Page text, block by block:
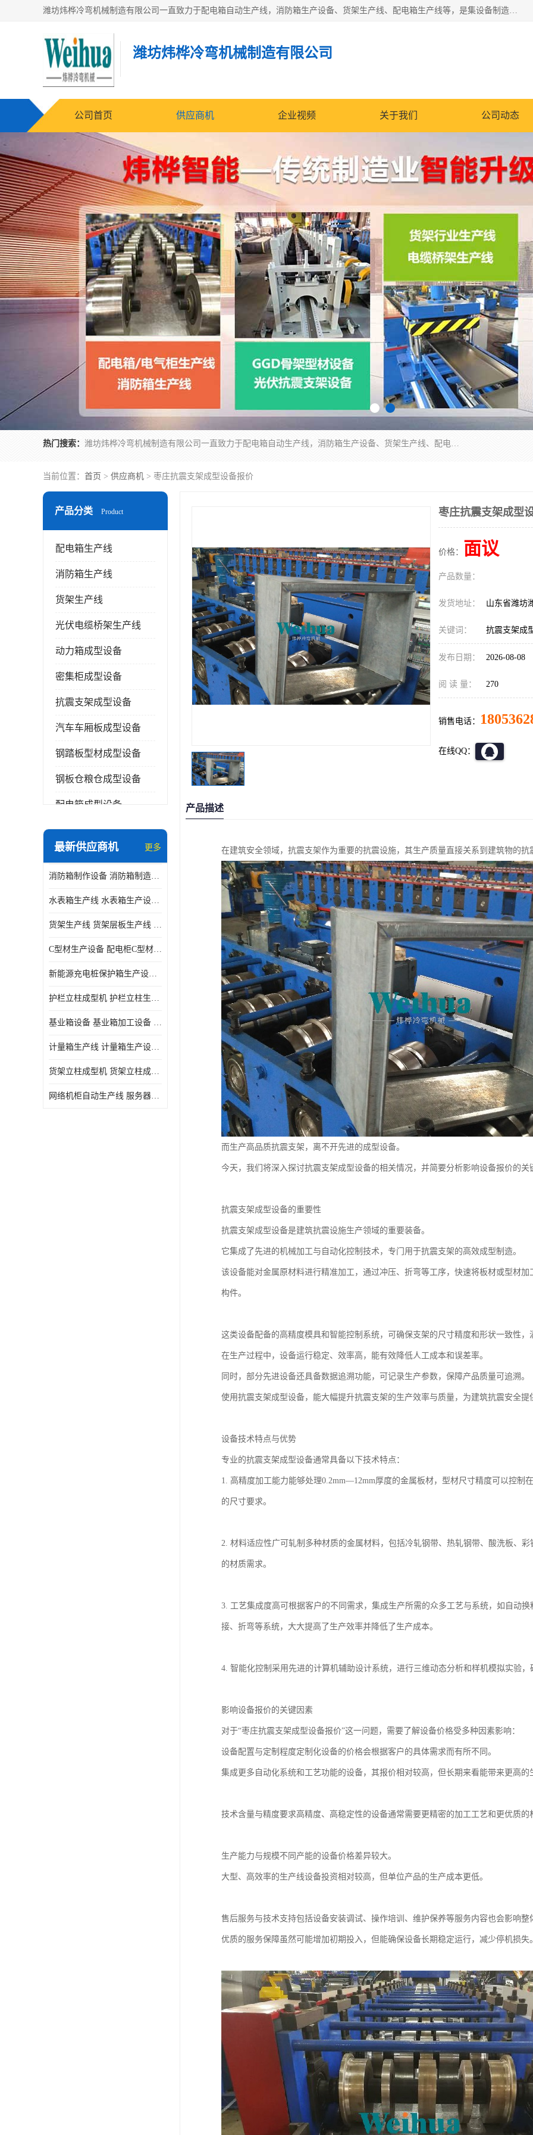
潍坊炜桦冷弯机械制造有限公司一直致力于配电箱自动生产线，消防箱生产设备、货架生产线、配电箱生产线等，是集设备制造、模具加工、技术开发于一体的综合性机械制造高科技民营企业。
潍坊炜桦冷弯机械制造有限公司
公司首页 供应商机 企业视频 关于我们 公司动态
热门搜索： 潍坊炜桦冷弯机械制造有限公司一直致力于配电箱自动生产线，消防箱生产设备、货架生产线、配电箱生产线等，是集设备制造、模具加工、技术开发于一体的综合性机械制造高科技民营企业。
当前位置： 首页 > 供应商机 > 枣庄抗震支架成型设备报价
产品分类 Product
配电箱生产线
消防箱生产线
货架生产线
光伏电缆桥架生产线
动力箱成型设备
密集柜成型设备
抗震支架成型设备
汽车车厢板成型设备
钢踏板型材成型设备
钢板仓粮仓成型设备
配电箱成型设备
其他
最新供应商机 更多
消防箱制作设备 消防箱制造需要哪些设备
水表箱生产线 水表箱生产设备 加工水表箱需要的设备
货架生产线 货架层板生产线 货架立柱生产线
C型材生产设备 配电柜C型材成型设备 配电柜型材生产线
新能源充电桩保护箱生产设备 充电保护箱生产线
护栏立柱成型机 护栏立柱生产设备 护栏立柱生产线
基业箱设备 基业箱加工设备 基业箱制作设备
计量箱生产线 计量箱生产设备 电网计量箱加工设备
货架立柱成型机 货架立柱成型设备 货架立柱生产设备
网络机柜自动生产线 服务器机柜生产设备 网络机柜制作设备
枣庄抗震支架成型
价格： 面议
产品数量：
发货地址： 山东省潍坊
关键词： 抗震支架成
发布日期： 2026-08-08
阅 读 量： 270
销售电话：
在线QQ：
产品描述
在建筑安全领域，抗震支架作为重要的抗震设施，其生产质量直接关系到建筑物的抗
而生产高品质抗震支架，离不开先进的成型设备。
今天，我们将深入探讨抗震支架成型设备的相关情况，并简要分析影响设备报价的关
抗震支架成型设备的重要性
抗震支架成型设备是建筑抗震设施生产领域的重要装备。
它集成了先进的机械加工与自动化控制技术，专门用于抗震支架的高效成型制造。
该设备能对金属原材料进行精准加工，通过冲压、折弯等工序，快速将板材或型材
构件。
这类设备配备的高精度模具和智能控制系统，可确保支架的尺寸精度和形状一致性
在生产过程中，设备运行稳定、效率高，能有效降低人工成本和误差率。
同时，部分先进设备还具备数据追溯功能，可记录生产参数，保障产品质量可追溯。
使用抗震支架成型设备，能大幅提升抗震支架的生产效率与质量，为建筑抗震安全提
设备技术特点与优势
专业的抗震支架成型设备通常具备以下技术特点：
1. 高精度加工能力能够处理0.2mm—12mm厚度的金属板材，型材尺寸精度可以控制
的尺寸要求。
2. 材料适应性广可轧制多种材质的金属材料，包括冷轧钢带、热轧钢带、酸洗板、
的材质需求。
3. 工艺集成度高可根据客户的不同需求，集成生产所需的众多工艺与系统，如自动
接、折弯等系统，大大提高了生产效率并降低了生产成本。
4. 智能化控制采用先进的计算机辅助设计系统，进行三维动态分析和样机模拟实验
影响设备报价的关键因素
对于“枣庄抗震支架成型设备报价”这一问题，需要了解设备价格受多种因素影响：
设备配置与定制程度定制化设备的价格会根据客户的具体需求而有所不同。
集成更多自动化系统和工艺功能的设备，其报价相对较高，但长期来看能带来更高
技术含量与精度要求高精度、高稳定性的设备通常需要更精密的加工工艺和更优质
生产能力与规模不同产能的设备价格差异较大。
大型、高效率的生产线设备投资相对较高，但单位产品的生产成本更低。
售后服务与技术支持包括设备安装调试、操作培训、维护保养等服务内容也会影响整
优质的服务保障虽然可能增加初期投入，但能确保设备长期稳定运行，减少停机损失